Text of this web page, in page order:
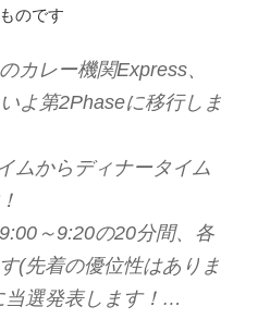
のです
カレー機関Express、
よ第2Phaseに移行しま
ムからディナータイム
～9:20の20分間、各
(先着の優位性はありま
当選発表します！…